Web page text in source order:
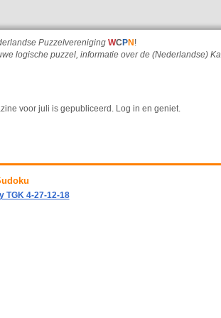
Puzzelvereniging WC PN !
logische puzzel, informatie over de (Nederlandse)
voor juli is gepubliceerd. Log in en geniet.
TGK 4-27-12-18